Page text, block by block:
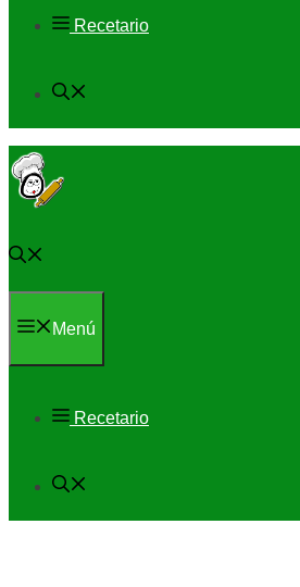
Recetario
Menú
Recetario